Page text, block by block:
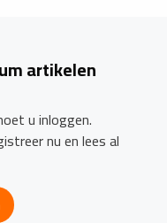
artikelen
u inloggen.
nu en lees al